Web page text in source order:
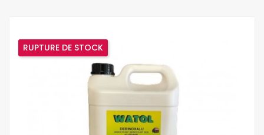
RUPTURE DE STOCK